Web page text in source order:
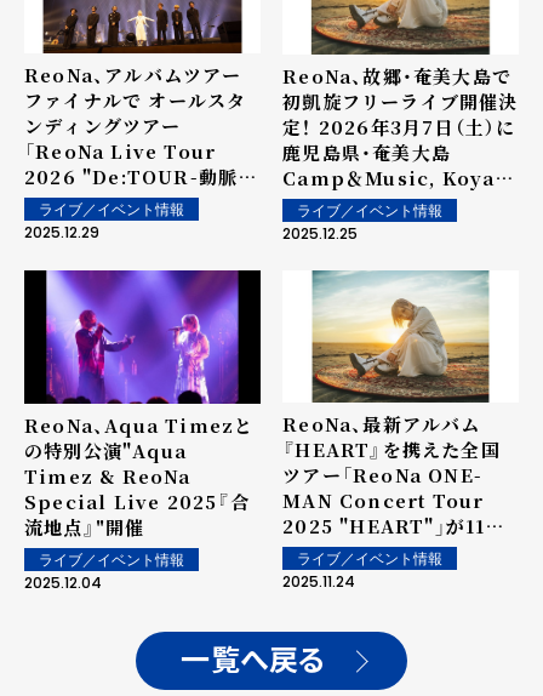
ReoNa、アルバムツアー
ファイナルで オールスタ
ンディングツアー
「ReoNa Live Tour
2026 "De:TOUR-動脈-
"」を発表、『ReoNa動脈・
静脈プロジェクト』がスタ
ライブ／イベント情報
2025.12.29
ReoNa、故郷・奄美大島で
初凱旋フリーライブ開催決
定！ 2026年3月7日（土）に
鹿児島県・奄美大島
Camp＆Music, Koya
野外特設ステージにて開
催！
ライブ／イベント情報
2025.12.25
ReoNa、Aqua Timezと
の特別公演"Aqua
Timez & ReoNa
Special Live 2025『合
流地点』"開催
ライブ／イベント情報
2025.12.04
ReoNa、最新アルバム
『HEART』を携えた全国
ツアー「ReoNa ONE-
MAN Concert Tour
2025 "HEART"」が11月
21(金)に開幕
ライブ／イベント情報
2025.11.24
一覧へ戻る